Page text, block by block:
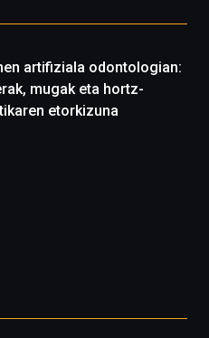
artifiziala odontologian:
mugak eta hortz-
etorkizuna